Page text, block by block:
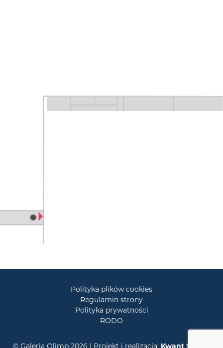
Polityka plików cookies
Regulamin strony
Polityka prywatności
RODO
© Galeria Olimp 2026 | Projekt i realizacja: Kwant Studio